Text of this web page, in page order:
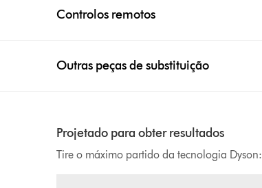
Controlos remotos
Outras peças de substituição
Projetado para obter resultados
Tire o máximo partido da tecnologia Dyson: